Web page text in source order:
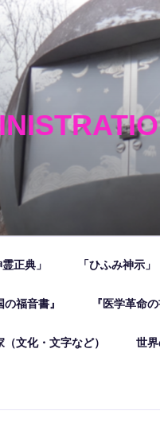
霊正典」 「ひふみ神示」
の福音書』 『医学革命の
文化・文字など） 世